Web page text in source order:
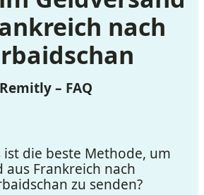
nach
Remitly – FAQ
ist die beste Methode, um
aus Frankreich nach
zu senden?